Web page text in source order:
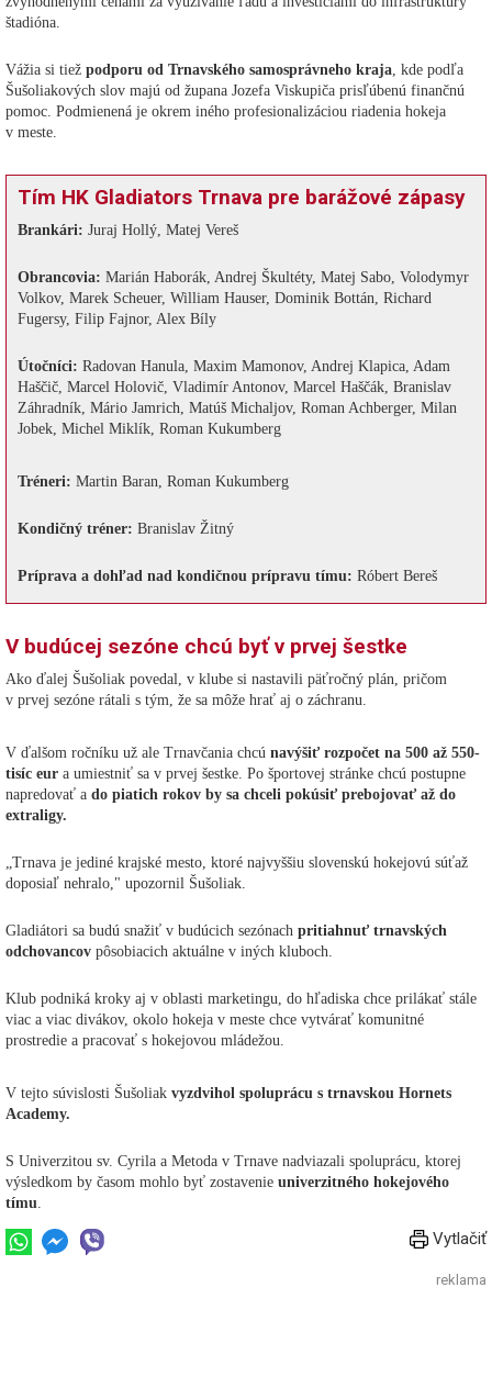
štadióna.
Vážia si tiež podporu od Trnavského samosprávneho kraja , kde podľa
Šušoliakových slov majú od župana Jozefa Viskupiča prisľúbenú finančnú
pomoc. Podmienená je okrem iného profesionalizáciou riadenia hokeja
v meste.
Tím HK Gladiators Trnava pre barážové zápasy
Brankári: Juraj Hollý, Matej Vereš
Obrancovia: Marián Haborák, Andrej Škultéty, Matej Sabo, Volodymyr
Volkov, Marek Scheuer, William Hauser, Dominik Bottán, Richard
Fugersy, Filip Fajnor, Alex Bíly
Útočníci: Radovan Hanula, Maxim Mamonov, Andrej Klapica, Adam
Haščič, Marcel Holovič, Vladimír Antonov, Marcel Haščák, Branislav
Záhradník, Mário Jamrich, Matúš Michaljov, Roman Achberger, Milan
Jobek, Michel Miklík, Roman Kukumberg
Tréneri: Martin Baran, Roman Kukumberg
Kondičný tréner: Branislav Žitný
Príprava a dohľad nad kondičnou prípravu tímu: Róbert Bereš
V budúcej sezóne chcú byť v prvej šestke
Ako ďalej Šušoliak povedal, v klube si nastavili päťročný plán, pričom
v prvej sezóne rátali s tým, že sa môže hrať aj o záchranu.
V ďalšom ročníku už ale Trnavčania chcú navýšiť rozpočet na 500 až 550-
tisíc eur a umiestniť sa v prvej šestke. Po športovej stránke chcú postupne
napredovať a do piatich rokov by sa chceli pokúsiť prebojovať až do
extraligy.
„Trnava je jediné krajské mesto, ktoré najvyššiu slovenskú hokejovú súťaž
doposiaľ nehralo," upozornil Šušoliak.
Gladiátori sa budú snažiť v budúcich sezónach pritiahnuť trnavských
odchovancov pôsobiacich aktuálne v iných kluboch.
Klub podniká kroky aj v oblasti marketingu, do hľadiska chce prilákať stále
viac a viac divákov, okolo hokeja v meste chce vytvárať komunitné
prostredie a pracovať s hokejovou mládežou.
V tejto súvislosti Šušoliak vyzdvihol spoluprácu s trnavskou Hornets
Academy.
S Univerzitou sv. Cyrila a Metoda v Trnave nadviazali spoluprácu, ktorej
výsledkom by časom mohlo byť zostavenie univerzitného hokejového
tímu
Vytlačiť
reklama